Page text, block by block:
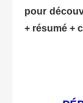
pour
+ résumé +